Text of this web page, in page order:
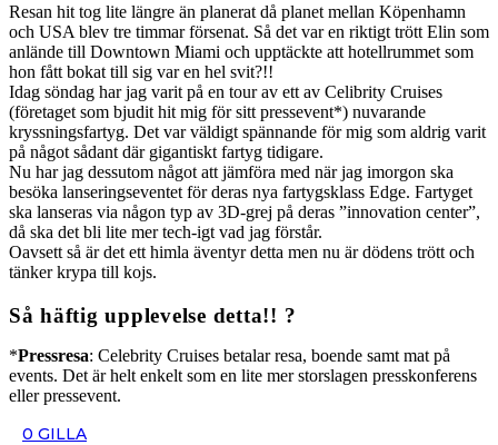
Resan hit tog lite längre än planerat då planet mellan Köpenhamn
och USA blev tre timmar försenat. Så det var en riktigt trött Elin som
anlände till Downtown Miami och upptäckte att hotellrummet som
hon fått bokat till sig var en hel svit?!!
Idag söndag har jag varit på en tour av ett av Celibrity Cruises
(företaget som bjudit hit mig för sitt pressevent*) nuvarande
kryssningsfartyg. Det var väldigt spännande för mig som aldrig varit
på något sådant där gigantiskt fartyg tidigare.
Nu har jag dessutom något att jämföra med när jag imorgon ska
besöka lanseringseventet för deras nya fartygsklass Edge. Fartyget
ska lanseras via någon typ av 3D-grej på deras ”innovation center”,
då ska det bli lite mer tech-igt vad jag förstår.
Oavsett så är det ett himla äventyr detta men nu är dödens trött och
tänker krypa till kojs.
Så häftig upplevelse detta!! ?
*Pressresa: Celebrity Cruises betalar resa, boende samt mat på
events. Det är helt enkelt som en lite mer storslagen presskonferens
eller pressevent.
0 GILLA